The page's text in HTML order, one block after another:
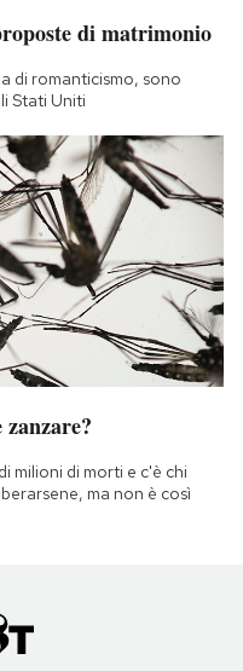
di matrimonio
di romanticismo, sono
Stati Uniti
milioni di morti e c'è chi
ma non è così